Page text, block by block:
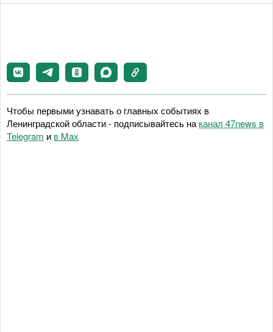
Чтобы первыми узнавать о главных событиях в
Ленинградской области - подписывайтесь на канал 47news в
Telegram и в Maх